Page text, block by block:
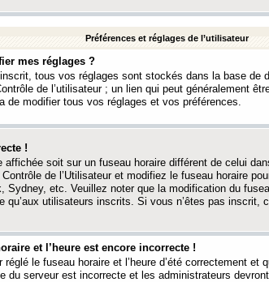
Préférences et réglages de l’utilisateur
mes réglages ?
tous vos réglages sont stockés dans la base de
de l’utilisateur ; un lien qui peut généralement
de modifier tous vos réglages et vos préférences.
!
affichée soit sur un fuseau horaire différent de celui
de l’Utilisateur et modifiez le fuseau horaire
Sydney, etc. Veuillez noter que la modification du
qu’aux utilisateurs inscrits. Si vous n’êtes pas inscrit,
et l’heure est encore incorrecte !
le fuseau horaire et l’heure d’été correctement et
du serveur est incorrecte et les administrateurs